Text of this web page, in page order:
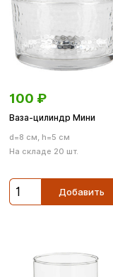
100 ₽
Ваза-цилиндр Мини
d=8 см, h=5 см
На складе 20 шт.
Добавить